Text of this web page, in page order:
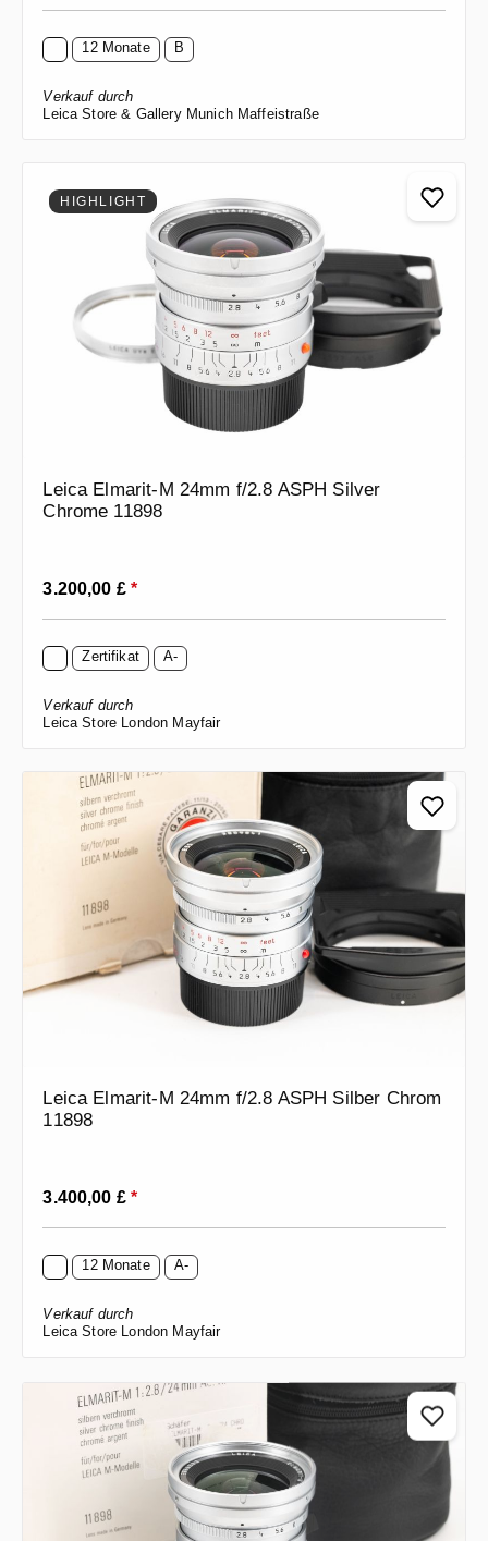
12 Monate B
Verkauf durch
Leica Store & Gallery Munich Maffeistraße
HIGHLIGHT
Leica Elmarit-M 24mm f/2.8 ASPH Silver
Chrome 11898
Regulärer Preis:
3.200,00 £*
Zertifikat A-
Verkauf durch
Leica Store London Mayfair
Leica Elmarit-M 24mm f/2.8 ASPH Silber Chrom
11898
Regulärer Preis:
3.400,00 £*
12 Monate A-
Verkauf durch
Leica Store London Mayfair